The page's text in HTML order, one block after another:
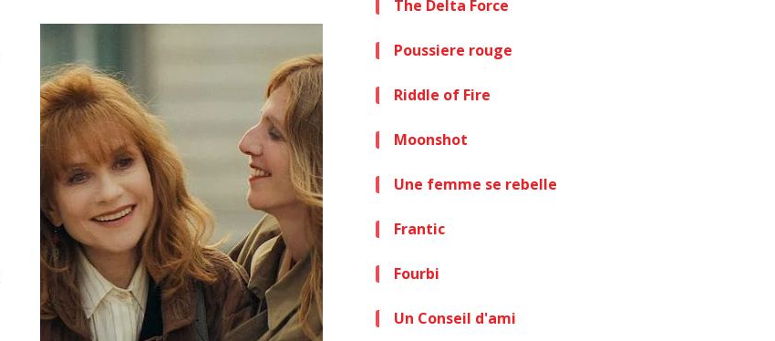
The Delta Force
Poussiere rouge
Riddle of Fire
Moonshot
Une femme se rebelle
Frantic
Fourbi
Un Conseil d'ami